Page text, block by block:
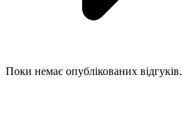
Поки немає опублікованих відгуків.